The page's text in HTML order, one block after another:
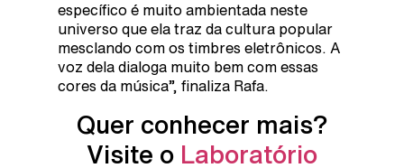
específico é muito ambientada neste
universo que ela traz da cultura popular
mesclando com os timbres eletrônicos. A
voz dela dialoga muito bem com essas
cores da música”, finaliza Rafa.
Quer conhecer mais?
Visite o Laboratório